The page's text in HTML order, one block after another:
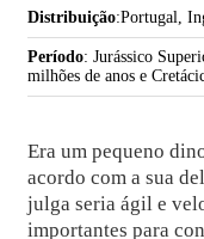
Distribuição:Portugal,
Período: Jurássico
milhões de anos e
Era um pequeno
acordo com a sua
julga seria ágil e
importantes para